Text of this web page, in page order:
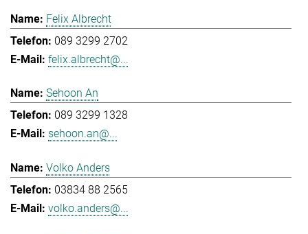
Felix Albrecht
089 3299 2702
felix.albrecht@...
Sehoon An
089 3299 1328
sehoon.an@...
Volko Anders
03834 88 2565
volko.anders@...